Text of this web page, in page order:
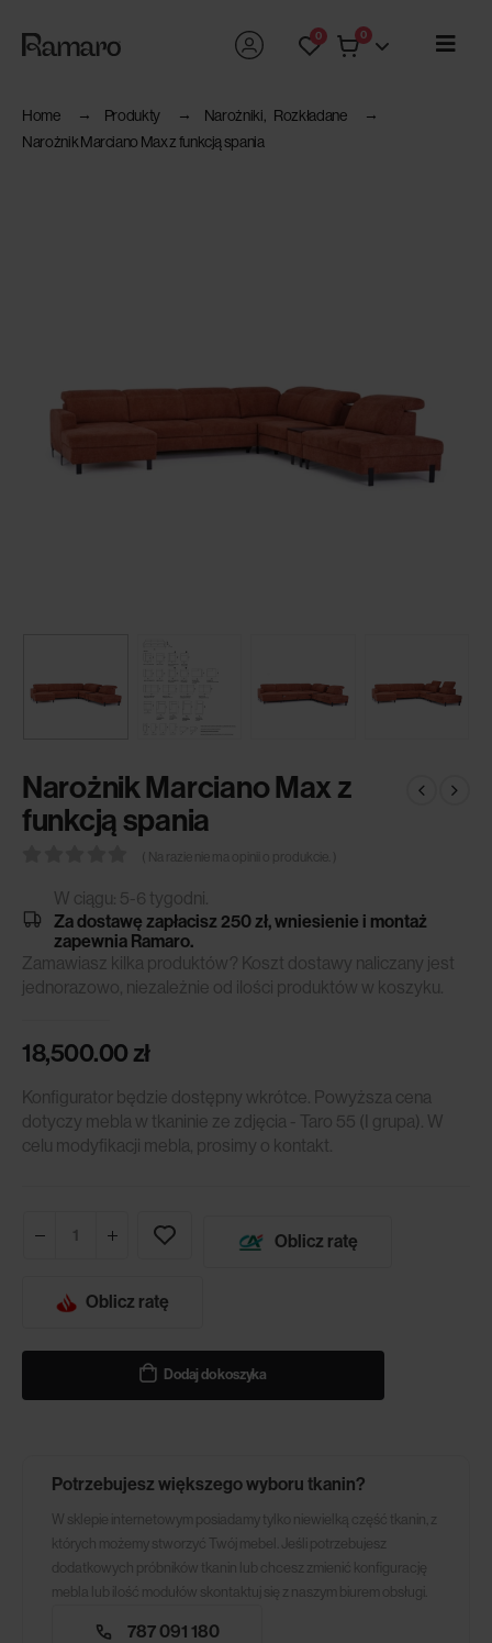
0 0
Home Produkty Narożniki
Rozkładane
Narożnik Marciano Max z funkcją spania
Narożnik Marciano Max z
funkcją spania
( Na razie nie ma opinii o produkcie. )
W ciągu: 5-6 tygodni.
Za dostawę zapłacisz 250 zł, wniesienie i montaż
zapewnia Ramaro.
Zamawiasz kilka produktów? Koszt dostawy naliczany jest
jednorazowo, niezależnie od ilości produktów w koszyku.
18,500.00 zł
Konfigurator będzie dostępny wkrótce. Powyższa cena
dotyczy mebla w tkaninie ze zdjęcia - Taro 55 (I grupa). W
celu modyfikacji mebla, prosimy o kontakt.
Oblicz ratę
Oblicz ratę
Dodaj do koszyka
Potrzebujesz większego wyboru tkanin?
W sklepie internetowym posiadamy tylko niewielką część tkanin, z
których możemy stworzyć Twój mebel. Jeśli potrzebujesz
dodatkowych próbników tkanin lub chcesz zmienić konfigurację
mebla lub ilość modułów skontaktuj się z naszym biurem obsługi.
787 091 180